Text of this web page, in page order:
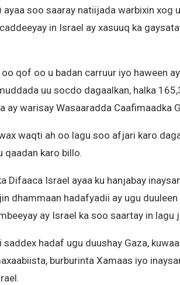
ayaa soo saaray natiijada warbixin xog
in Israel ay xasuuq ka
oo qof oo u badan carruur iyo haween
uu socdo dagaalkan, halka
ay warisay Wasaaradda Caafimaadka
waqti ah oo lagu soo afjari karo
qaadan karo billo.
Difaaca Israel ayaa ku hanjabay
dhammaan hadafyadii ay ugu duuleen
ay Israel ka soo saartay in lagu
hadaf ugu duushay Gaza,
burburinta Xamaas iyo